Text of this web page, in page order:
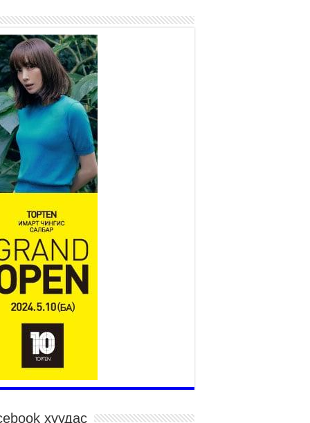
оны 7 сар 15 / 11 цаг 22 минут
Наадмын амралтын өдрүүдэд
нийслэлийн эрүүл мэндийн
байгууллагууд дараах
хуваарийн дагуу ажиллана
оны 7 сар 15 / 11 цаг 18 минут
Үндэсний их баяр наадам
эхэллээ
2026 оны 7 сар 15 / 11 цаг 14 минут
усны аюулаас сэргийлж, нийслэлийн Онцгой
газрын 162 алба хаагч үүрэг гүйцэтгэж
оны 7 сар 15 / 11 цаг 07 минут
их сурын харваанд 850 харваач цэц
сорьж байна
оны 7 сар 15 / 11 цаг 03 минут
цэнгэлдэхийн эргэн тойронд
оны 7 сар 15 / 10 цаг 58 минут
их баяр наадмын шагайн харваа
хүрэгчдийн багийн харваагаар
байна
оны 7 сар 15 / 10 цаг 52 минут
их баяр наадмын хүчит бөхийн
хуудас